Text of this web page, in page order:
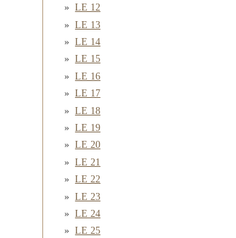
LE 12
LE 13
LE 14
LE 15
LE 16
LE 17
LE 18
LE 19
LE 20
LE 21
LE 22
LE 23
LE 24
LE 25